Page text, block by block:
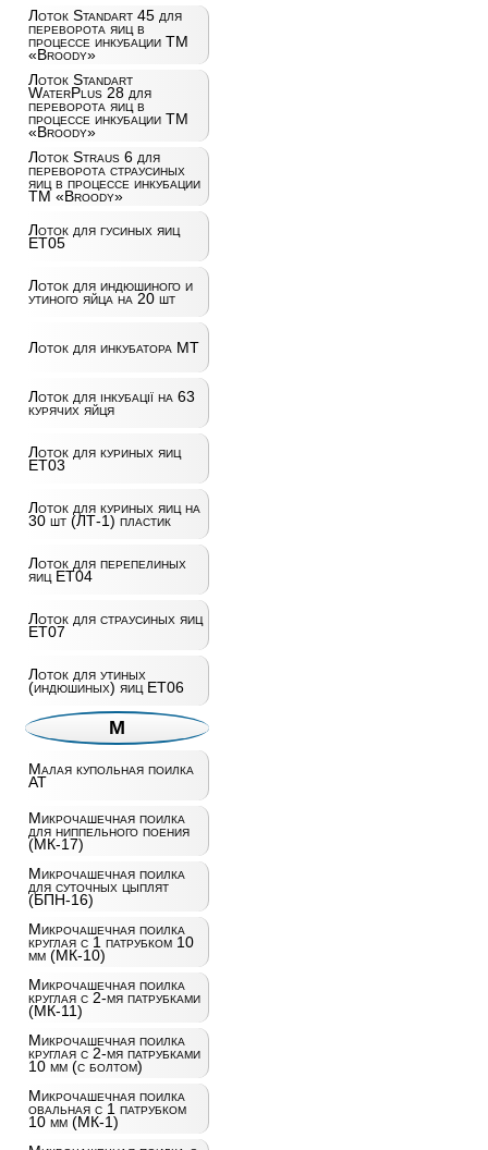
Лоток Standart 45 для
переворота яиц в
процессе инкубации ТМ
«Broody»
Лоток Standart
WaterPlus 28 для
переворота яиц в
процессе инкубации ТМ
«Broody»
Лоток Straus 6 для
переворота страусиных
яиц в процессе инкубации
ТМ «Broody»
Лоток для гусиных яиц
ET05
Лоток для индюшиного и
утиного яйца на 20 шт
Лоток для инкубатора MT
Лоток для інкубації на 63
курячих яйця
Лоток для куриных яиц
ET03
Лоток для куриных яиц на
30 шт (ЛТ-1) пластик
Лоток для перепелиных
яиц ET04
Лоток для страусиных яиц
ET07
Лоток для утиных
(индюшиных) яиц ET06
М
Малая купольная поилка
AT
Микрочашечная поилка
для ниппельного поения
(МК-17)
Микрочашечная поилка
для суточных цыплят
(БПН-16)
Микрочашечная поилка
круглая с 1 патрубком 10
мм (МК-10)
Микрочашечная поилка
круглая с 2-мя патрубками
(МК-11)
Микрочашечная поилка
круглая с 2-мя патрубками
10 мм (с болтом)
Микрочашечная поилка
овальная с 1 патрубком
10 мм (МК-1)